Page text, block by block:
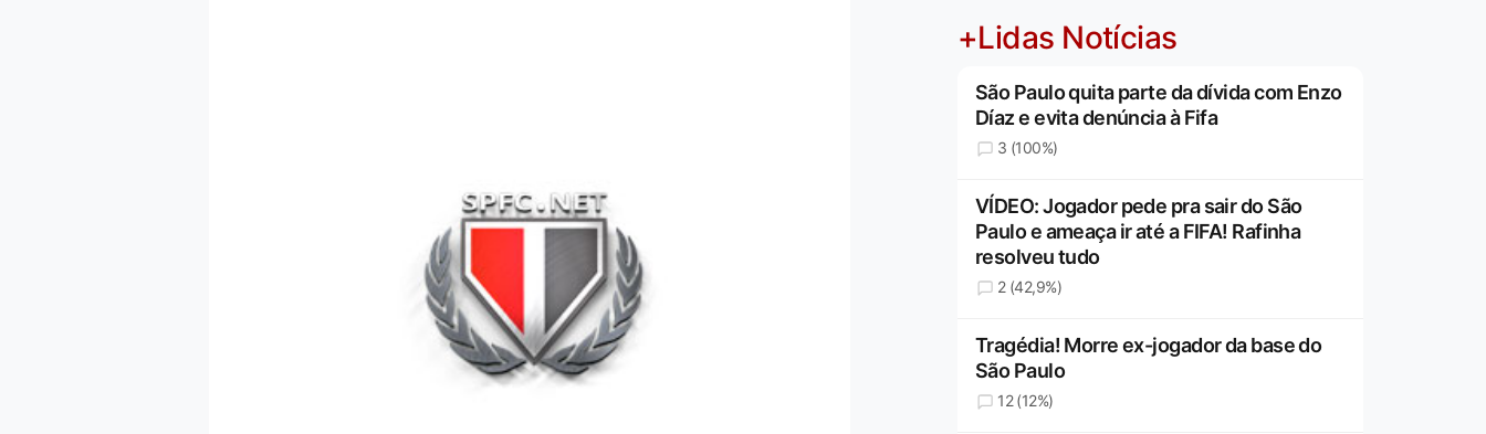
+Lidas Notícias
São Paulo quita parte da dívida com Enzo
Díaz e evita denúncia à Fifa
3 (100%)
VÍDEO: Jogador pede pra sair do São
Paulo e ameaça ir até a FIFA! Rafinha
resolveu tudo
2 (42,9%)
Tragédia! Morre ex-jogador da base do
São Paulo
12 (12%)